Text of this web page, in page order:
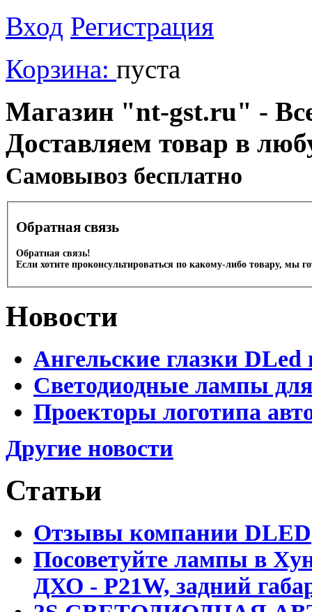
Вход Регистрация
Корзина: пуста
Магазин "nt-gst.ru" -
Доставляем товар в
Cамовывоз бесплатно
Обратная связь
Обратная связь!
Если хотите проконсультироваться по какому-либо товару, мы
Новости
Ангельские глазки DLed
Светодиодные лампы
Проекторы логотипа
Другие новости
Статьи
Отзывы компании DLED
Посоветуйте лампы в
ДХО - P21W, задний